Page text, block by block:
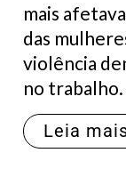
mais
das
violência
no trabalho.
Leia